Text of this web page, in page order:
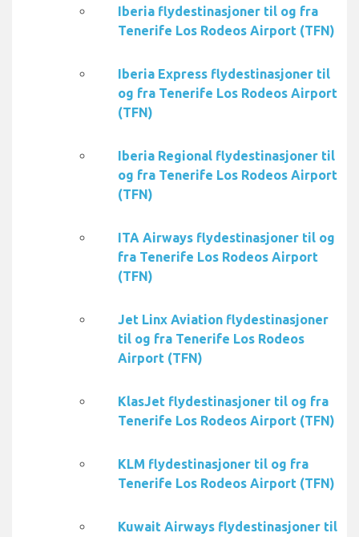
Iberia flydestinasjoner til og fra
Tenerife Los Rodeos Airport (TFN)
Iberia Express flydestinasjoner til
og fra Tenerife Los Rodeos Airport
(TFN)
Iberia Regional flydestinasjoner til
og fra Tenerife Los Rodeos Airport
(TFN)
ITA Airways flydestinasjoner til og
fra Tenerife Los Rodeos Airport
(TFN)
Jet Linx Aviation flydestinasjoner
til og fra Tenerife Los Rodeos
Airport (TFN)
KlasJet flydestinasjoner til og fra
Tenerife Los Rodeos Airport (TFN)
KLM flydestinasjoner til og fra
Tenerife Los Rodeos Airport (TFN)
Kuwait Airways flydestinasjoner til